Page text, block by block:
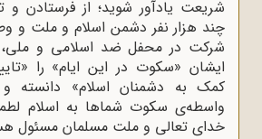
شریعت‌ یادآور شوید؛ از فرستادن‌
چند هزار نفر دشمن‌ اسلام‌ و ملت‌ و
شرکت‌ در محفل‌ ضد اسلامی‌ و ملی‌،
ایشان «سکوت در این ایام» را
کمک به دشمنان اسلام» دانسته و
‌واسطه‌ی‌ سکوت‌ شماها به‌ اسلام‌
خدای‌ تعالی‌ و ملت‌ مسلمان‌ مسئول‌